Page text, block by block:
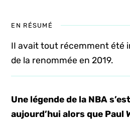
EN RÉSUMÉ
II avait tout récemment été
de la renommée en 2019.
Une légende de la NBA
aujourd’hui alors que Paul